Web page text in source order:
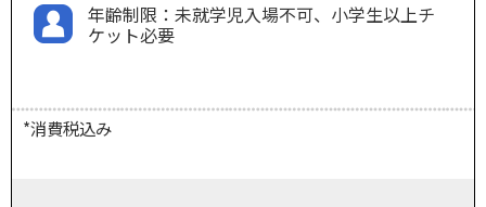
年齢制限：未就学児入場不可、小学生以上チ
ケット必要
*消費税込み